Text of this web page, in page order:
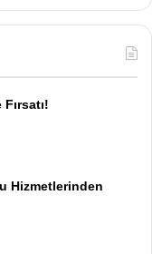
Fırsatı!
Hizmetlerinden